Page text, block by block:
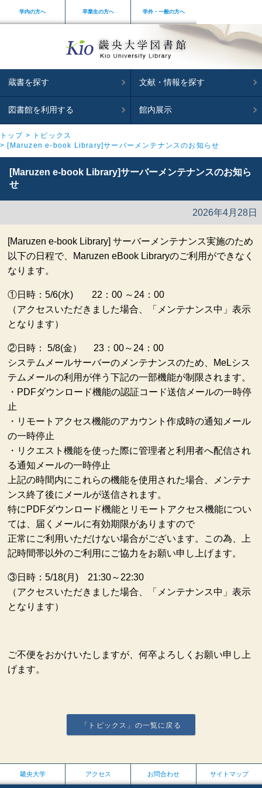
学内の方へ 卒業生の方へ 学外・一般の方へ
蔵書を探す 文献・情報を探す
図書館を利用する 館内展示
トップ
トピックス
[Maruzen e-book Library]サーバーメンテナンスのお知らせ
[Maruzen e-book Library]サーバーメンテナンスのお知ら
せ
2026年4月28日
[Maruzen e-book Library] サーバーメンテナンス実施のため
以下の日程で、Maruzen eBook Libraryのご利用ができなく
なります。
①日時：5/6(水) 22：00 ～24：00
（アクセスいただきました場合、「メンテナンス中」表示
となります）
②日時： 5/8(金） 23：00～24：00
システムメールサーバーのメンテナンスのため、MeLシス
テムメールの利用が伴う下記の一部機能が制限されます。
・PDFダウンロード機能の認証コード送信メールの一時停
止
・リモートアクセス機能のアカウント作成時の通知メール
の一時停止
・リクエスト機能を使った際に管理者と利用者へ配信され
る通知メールの一時停止
上記の時間内にこれらの機能を使用された場合、メンテナ
ンス終了後にメールが送信されます。
特にPDFダウンロード機能とリモートアクセス機能につい
ては、届くメールに有効期限がありますので
正常にご利用いただけない場合がございます。この為、上
記時間帯以外のご利用にご協力をお願い申し上げます。
③日時：5/18(月) 21:30～22:30
（アクセスいただきました場合、「メンテナンス中」表示
となります）
ご不便をおかけいたしますが、何卒よろしくお願い申し上
げます。
「トピックス」の一覧に戻る
畿央大学 アクセス お問合わせ サイトマップ